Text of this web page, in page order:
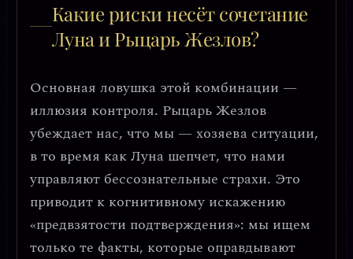
Какие риски несёт сочетание
Луна и Рыцарь Жезлов?
Основная ловушка этой комбинации —
иллюзия контроля. Рыцарь Жезлов
убеждает нас, что мы — хозяева ситуации,
в то время как Луна шепчет, что нами
управляют бессознательные страхи. Это
приводит к когнитивному искажению
«предвзятости подтверждения»: мы ищем
только те факты, которые оправдывают